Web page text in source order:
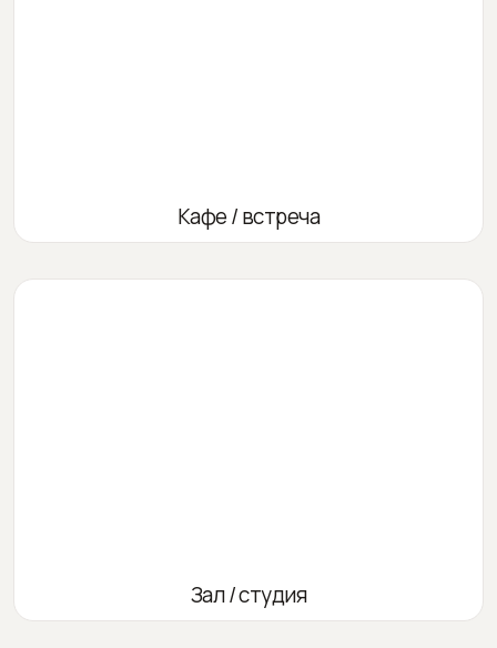
Кафе / встреча
Зал / студия